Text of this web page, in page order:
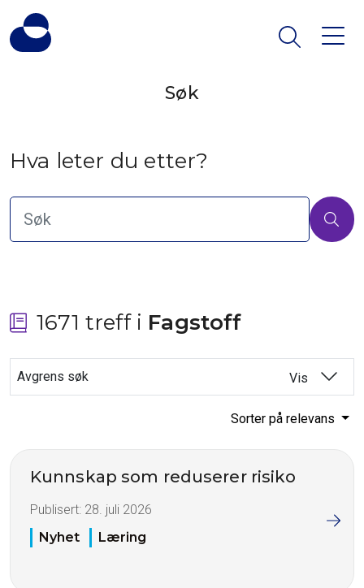
Søk
Hva leter du etter?
1671 treff i Fagstoff
Avgrens søk Vis
Sorter på relevans
Kunnskap som reduserer risiko
Publisert: 28. juli 2026
Nyhet
Læring